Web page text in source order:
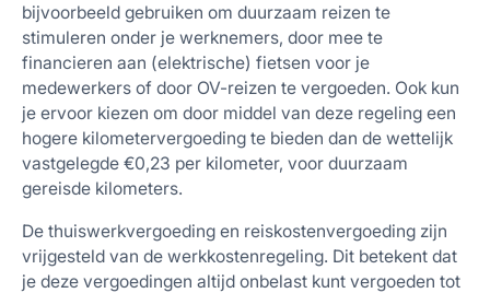
bijvoorbeeld gebruiken om duurzaam reizen te
stimuleren onder je werknemers, door mee te
financieren aan (elektrische) fietsen voor je
medewerkers of door OV-reizen te vergoeden. Ook kun
je ervoor kiezen om door middel van deze regeling een
hogere kilometervergoeding te bieden dan de wettelijk
vastgelegde €0,23 per kilometer, voor duurzaam
gereisde kilometers.
De thuiswerkvergoeding en reiskostenvergoeding zijn
vrijgesteld van de werkkostenregeling. Dit betekent dat
je deze vergoedingen altijd onbelast kunt vergoeden tot